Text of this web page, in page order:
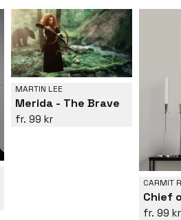
MARTIN LEE
Merida - The Brave
99 kr
CARMIT
Chief
99 kr